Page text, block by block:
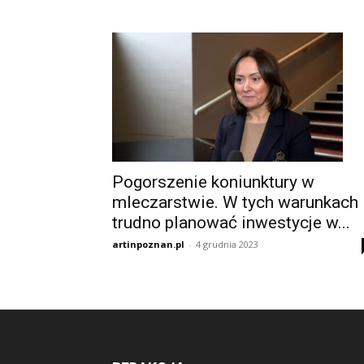
Pogorszenie koniunktury w
mleczarstwie. W tych warunkach
trudno planować inwestycje w...
artinpoznan.pl - 4 grudnia 2023